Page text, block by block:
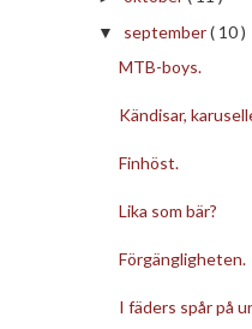
▼ september( 10 )
MTB-boys.
Kändisar,
Finhöst.
Lika som bär?
Förgängligheten.
I fäders spår på